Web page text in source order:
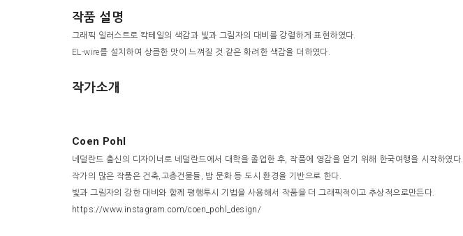
작품 설명
그래픽 일러스트로 칵테일의 색감과 빛과 그림자의 대비를 강렬하게 표현하였다.
EL-wire를 설치하여 상큼한 맛이 느껴질 것 같은 화려한 색감을 더하였다.
작가소개
Coen Pohl
네덜란드 출신의 디자이너로 네덜란드에서 대학을 졸업한 후, 작품에 영감을 얻기 위해 한국여행을 시작하였다.
작가의 많은 작품은 건축,고층건물들, 밤 문화 등 도시 환경을 기반으로 한다.
빛과 그림자의 강한 대비와 함께 평행투시 기법을 사용해서 작품을 더 그래픽적이고 추상적으로만든다.
https://www.instagram.com/coen_pohl_design/